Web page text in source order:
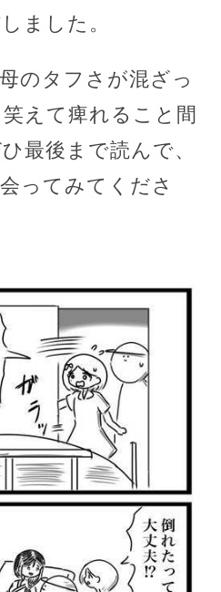
ました。
のタフさが混ざっ
えて痺れること間
最後まで読んで、
ってみてくださ